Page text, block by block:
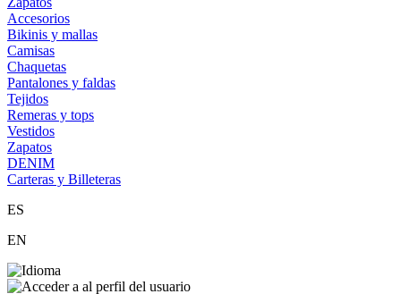
Accesorios
Bikinis y mallas
Camisas
Chaquetas
Pantalones y faldas
Tejidos
Remeras y tops
Vestidos
Zapatos
DENIM
Carteras y Billeteras
ES
EN